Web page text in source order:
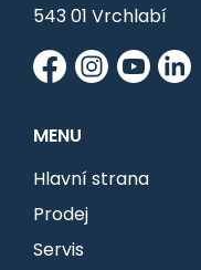
543 01 Vrchlabí
MENU
Hlavní strana
Prodej
Servis